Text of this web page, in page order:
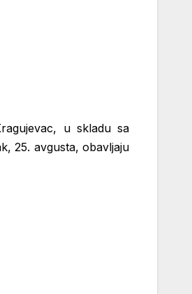
u skladu sa
25. avgusta, obavljaju